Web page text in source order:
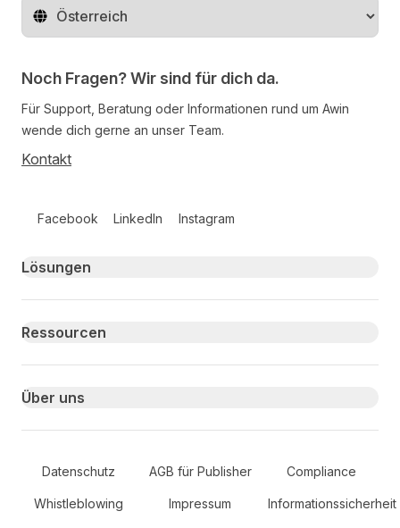
Region ändern
Noch Fragen? Wir sind für dich da.
Für Support, Beratung oder Informationen rund um Awin
wende dich gerne an unser Team.
Kontakt
Facebook LinkedIn Instagram
Primary footer navigation
Lösungen
Ressourcen
Über uns
Secondary Footer Navigation
Datenschutz AGB für Publisher Compliance
Whistleblowing Impressum Informationssicherheit